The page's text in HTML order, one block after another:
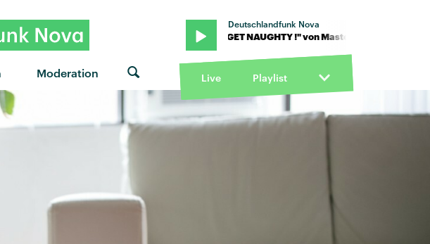
Moderation
Deutschlandfunk Nova
NAUGHTY !" von Master Peace · "GET NAUGHTY !" von Master Peace · "GET NAUGHTY !"
Live Playlist